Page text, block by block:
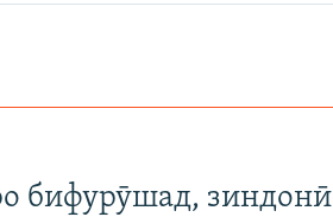
бифурӯшад, зиндонӣ